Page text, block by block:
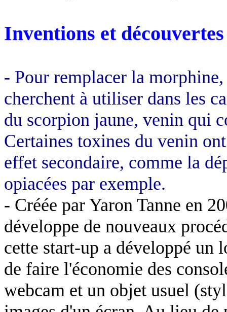
Inventions et découvertes
- Pour remplacer la
cherchent à utiliser dans les
du scorpion jaune, venin qui
Certaines toxines du venin
effet secondaire, comme la
opiacées par exemple.
- Créée par Yaron Tanne en
développe de nouveaux
cette start-up a développé un
de faire l'économie des
webcam et un objet usuel